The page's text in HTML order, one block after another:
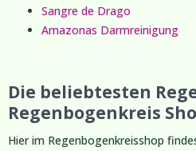
Sangre de Drago
Amazonas Darmreinigung
Die beliebtesten
Regenbogenkreis
Hier im Regenbogenkreisshop